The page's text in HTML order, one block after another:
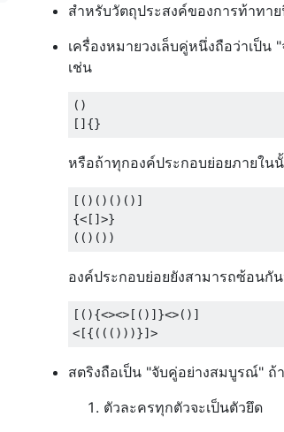
สำหรับวัตถุประสงค์ของการท้าทาย
เครื่องหมายวงเล็บคู่หนึ่งถือว่าเป็
เช่น
()
หรือถ้าทุกองค์ประกอบย่อยภายใน
[()()()()]
{<[]>}
องค์ประกอบย่อยยังสามารถซ้อนกั
[(){<><>[()]}<>()]
สตริงถือเป็น "จับคู่อย่างสมบูรณ์" ถ้
ตัวละครทุกตัวจะเป็นตัวยึด